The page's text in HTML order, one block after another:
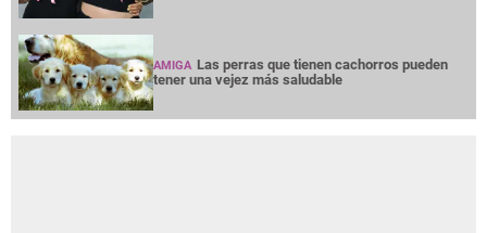
AMIGA Las perras que tienen cachorros pueden
tener una vejez más saludable